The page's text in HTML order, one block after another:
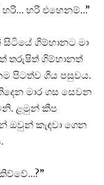
හරි එහෙනම්…”
ගිම්හානට මා
තරුෂිත් ගිම්හානත්
පිටත්ව ගිය පසුවය.
මාර ගස සෙවන
ළමුන් කීප
ඔවුන් කැඳවා ගෙන